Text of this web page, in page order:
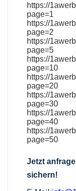
https://
page=1
https://
page=2
https://
page=5
https://
page=10
https://
page=20
https://
page=30
https://
page=40
https://
page=50
Jetzt
sichern!